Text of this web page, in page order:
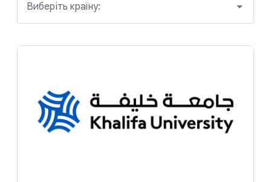
Виберіть країну: